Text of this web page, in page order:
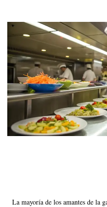
La mayoría de los amantes de la